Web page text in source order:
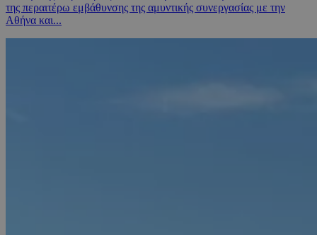
της περαιτέρω εμβάθυνσης της αμυντικής συνεργασίας με την
Αθήνα και...